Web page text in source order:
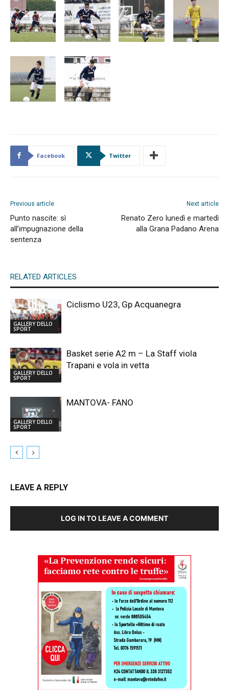
Facebook Twitter
Previous article
Punto nascite: sì
all’impugnazione della
sentenza
Next article
Renato Zero lunedì e martedì
alla Grana Padano Arena
RELATED ARTICLES
GALLERY DELLO
SPORT
Ciclismo U23, Gp Acquanegra
GALLERY DELLO
SPORT
Basket serie A2 m – La Staff viola
Trapani e vola in vetta
GALLERY DELLO
SPORT
MANTOVA- FANO
LEAVE A REPLY
LOG IN TO LEAVE A COMMENT